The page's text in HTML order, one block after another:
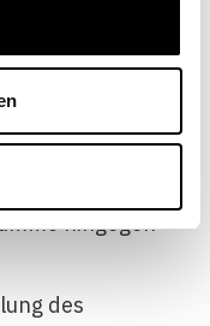
Grossbanken
aus, haben
Anteil von
aller
Drittel aller
hingegen
des